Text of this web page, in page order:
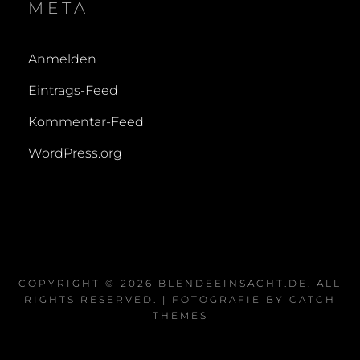
META
Anmelden
Eintrags-Feed
Kommentar-Feed
WordPress.org
COPYRIGHT © 2026 BLENDEEINSACHT.DE
. ALL
RIGHTS RESERVED. | FOTOGRAFIE BY CATCH
THEMES